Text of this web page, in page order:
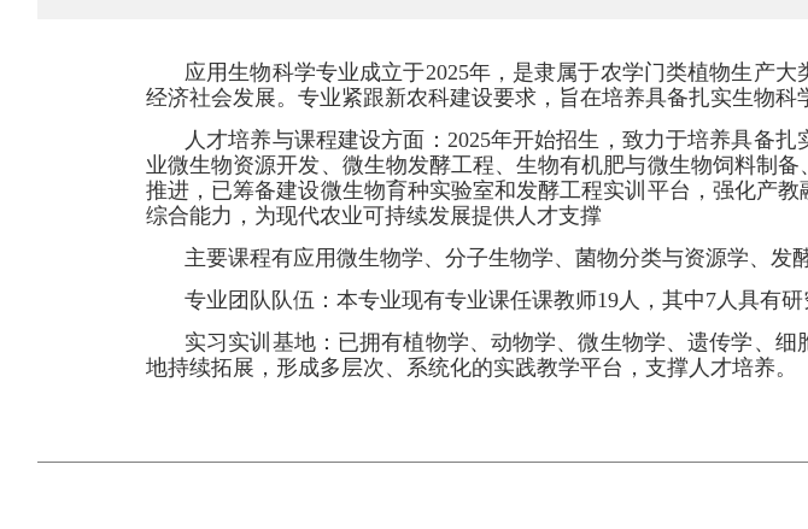
应用生物科学专业成立于2025年，是隶属于农学门类植物生产
经济社会发展。专业紧跟新农科建设要求，旨在培养具备扎实生物
人才培养与课程建设方面：2025年开始招生，致力于培养具备
业微生物资源开发、微生物发酵工程、生物有机肥与微生物饲料制
推进，已筹备建设微生物育种实验室和发酵工程实训平台，强化产
综合能力，为现代农业可持续发展提供人才支撑
主要课程有应用微生物学、分子生物学、菌物分类与资源学、发
专业团队队伍：本专业现有专业课任课教师19人，其中7人具有
实习实训基地：已拥有植物学、动物学、微生物学、遗传学、
地持续拓展，形成多层次、系统化的实践教学平台，支撑人才培养。